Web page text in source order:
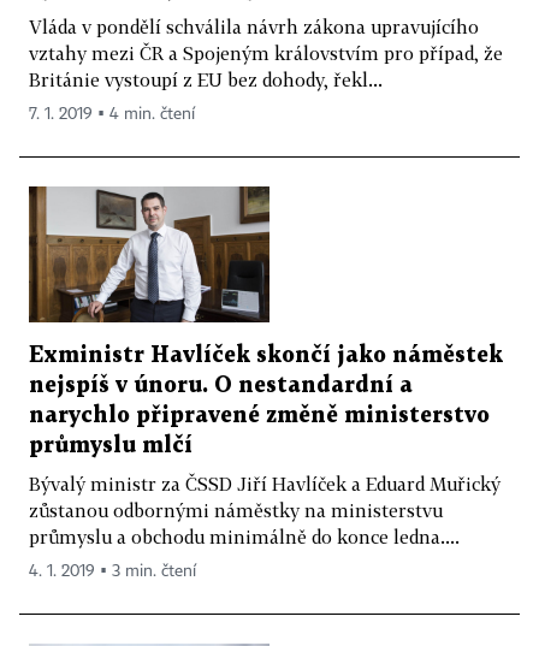
Vláda v pondělí schválila návrh zákona upravujícího
vztahy mezi ČR a Spojeným královstvím pro případ, že
Británie vystoupí z EU bez dohody, řekl...
7. 1. 2019 ▪ 4 min. čtení
Exministr Havlíček skončí jako náměstek
nejspíš v únoru. O nestandardní a
narychlo připravené změně ministerstvo
průmyslu mlčí
Bývalý ministr za ČSSD Jiří Havlíček a Eduard Muřický
zůstanou odbornými náměstky na ministerstvu
průmyslu a obchodu minimálně do konce ledna....
4. 1. 2019 ▪ 3 min. čtení